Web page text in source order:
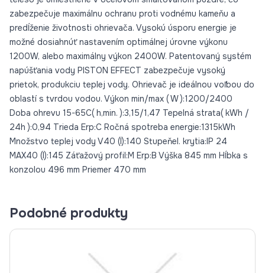
zabezpečuje maximálnu ochranu proti vodnému kameňu a
predĺženie životnosti ohrievača. Vysokú úsporu energie je
možné dosiahnúť nastavením optimálnej úrovne výkonu
1200W, alebo maximálny výkon 2400W. Patentovaný systém
napúšťania vody PISTON EFFECT zabezpečuje vysoký
prietok, produkciu teplej vody. Ohrievač je ideálnou voľbou do
oblastí s tvrdou vodou. Výkon min/max ( W ):1200/2400
Doba ohrevu 15-65C( h,min. ):3,15/1,47 Tepelná strata( kWh /
24h ):0,94 Trieda Erp:C Ročná spotreba energie:1315kWh
Množstvo teplej vody V40 (l):140 Stupeňel. krytia:IP 24
MAX40 (l):145 Záťažový profil:M Erp:B Výška 845 mm Hĺbka s
konzolou 496 mm Priemer 470 mm
Podobné produkty